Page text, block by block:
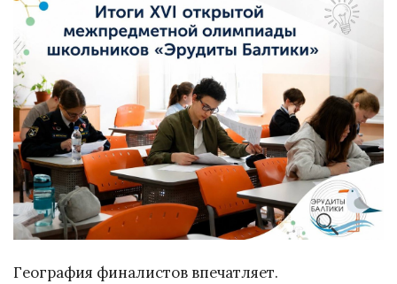
География финалистов впечатляет.